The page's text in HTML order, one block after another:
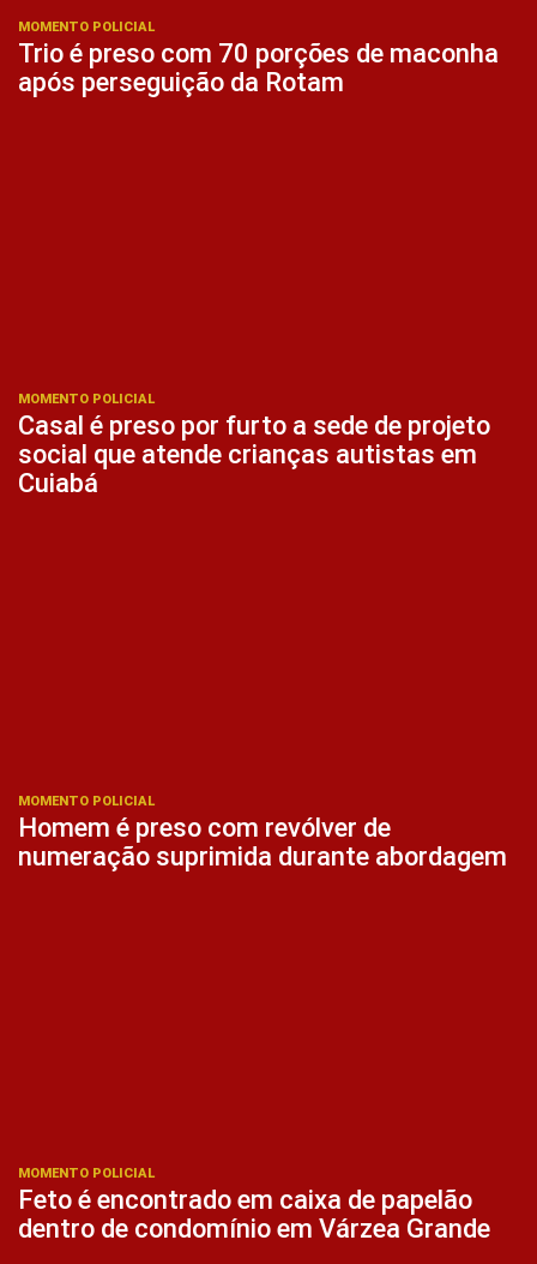
MOMENTO POLICIAL
Trio é preso com 70 porções de maconha
após perseguição da Rotam
MOMENTO POLICIAL
Casal é preso por furto a sede de projeto
social que atende crianças autistas em
Cuiabá
MOMENTO POLICIAL
Homem é preso com revólver de
numeração suprimida durante abordagem
MOMENTO POLICIAL
Feto é encontrado em caixa de papelão
dentro de condomínio em Várzea Grande